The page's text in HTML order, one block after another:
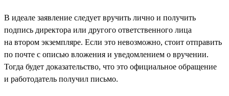
В идеале заявление следует вручить лично и получить
подпись директора или другого ответственного лица
на втором экземпляре. Если это невозможно, стоит отправить
по почте с описью вложения и уведомлением о вручении.
Тогда будет доказательство, что это официальное обращение
и работодатель получил письмо.